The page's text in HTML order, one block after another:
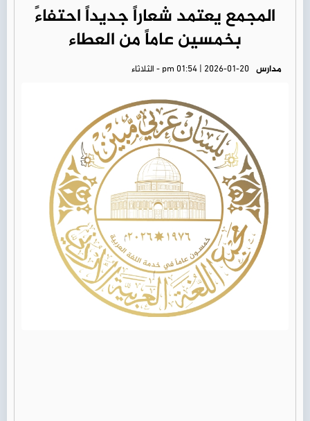
المجمع يعتمد شعاراً جديداً احتفاءً
بخمسين عاماً من العطاء
مدارس pm 01:54 | 2026-01-20 - الثلاثاء